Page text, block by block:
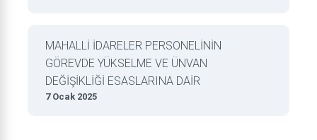
MAHALLİ İDARELER PERSONELİNİN
GÖREVDE YÜKSELME VE ÜNVAN
DEĞİŞİKLİĞİ ESASLARINA DAİR
7 Ocak 2025